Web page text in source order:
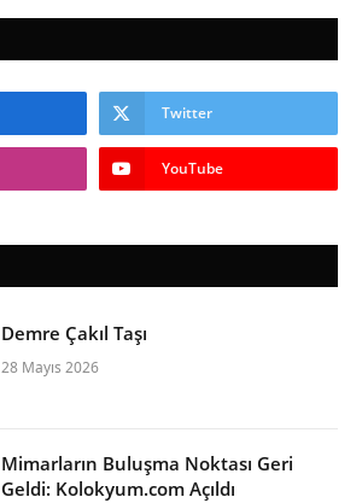
Twitter
YouTube
Demre Çakıl Taşı
28 Mayıs 2026
Mimarların Buluşma Noktası Geri
Geldi: Kolokyum.com Açıldı